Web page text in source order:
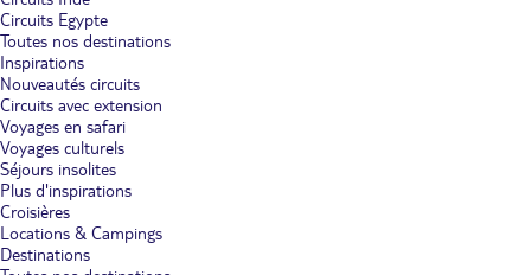
Circuits Egypte
Toutes nos destinations
Inspirations
Nouveautés circuits
Circuits avec extension
Voyages en safari
Voyages culturels
Séjours insolites
Plus d'inspirations
Croisières
Locations & Campings
Destinations